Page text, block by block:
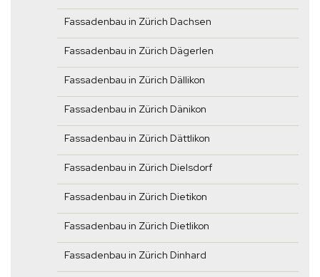
Fassadenbau in Zürich Dachsen
Fassadenbau in Zürich Dägerlen
Fassadenbau in Zürich Dällikon
Fassadenbau in Zürich Dänikon
Fassadenbau in Zürich Dättlikon
Fassadenbau in Zürich Dielsdorf
Fassadenbau in Zürich Dietikon
Fassadenbau in Zürich Dietlikon
Fassadenbau in Zürich Dinhard